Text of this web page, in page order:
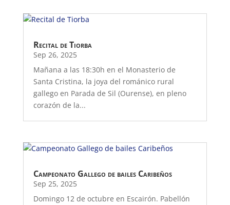
Recital de Tiorba
Sep 26, 2025
Mañana a las 18:30h en el Monasterio de
Santa Cristina, la joya del románico rural
gallego en Parada de Sil (Ourense), en pleno
corazón de la...
Campeonato Gallego de bailes Caribeños
Sep 25, 2025
Domingo 12 de octubre en Escairón. Pabellón